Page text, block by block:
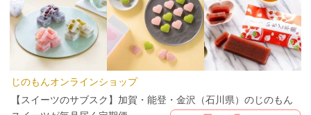
じのもんオンラインショップ
【スイーツのサブスク】加賀・能登・金沢（石川県）のじのもん